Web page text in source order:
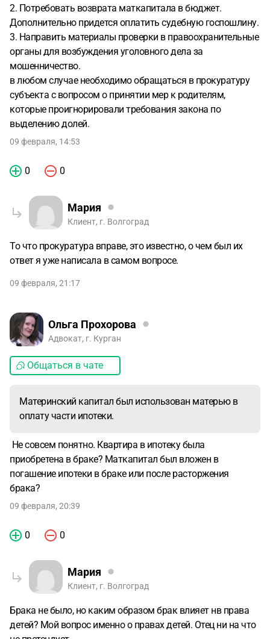
2. Потребовать возврата маткапитала в бюджет.
Дополнительно придется оплатить судебную госпошлину.
3. Направить материалы проверки в правоохранительные
органы для возбуждения уголовного дела за
мошенничество.
в любом случае необходимо обращаться в прокуратуру
субъекта с вопросом о принятии мер к родителям,
которые проигнорировали требования закона по
выделению долей.
09 февраля, 14:53
0 0
Мария
Клиент, г. Волгоград
То что прокуратура вправе, это известно, о чем был их
ответ я уже написала в самом вопросе.
09 февраля, 21:17
Ольга Прохорова
Адвокат, г. Курган
Общаться в чате
Материнский капитал был использован матерью в
оплату части ипотеки.
Не совсем понятно. Квартира в ипотеку была
приобретена в браке? Маткапитал был вложен в
погашение ипотеки в браке или после расторжения
брака?
09 февраля, 20:39
0 0
Мария
Клиент, г. Волгоград
Брака не было, но каким образом брак влияет нв права
детей? Мой вопрос именно о правах детей. Отец ни на что